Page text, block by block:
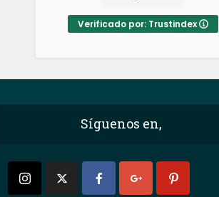
Verificado por: Trustindex
Síguenos en,